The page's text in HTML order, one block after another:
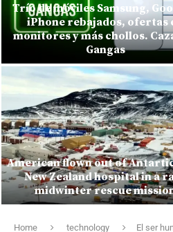
Trío de móviles Samsung,
iPhone rebajados, ofertas
monitores y más chollos.
Gangas
American flown out of
New Zealand hospital in a
midwinter rescue
Home technology
El ser